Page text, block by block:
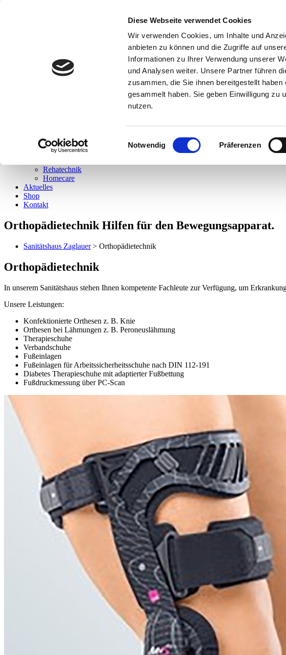
Diese Webseite verwendet Cookies
Wir verwenden Cookies, um Inhalte und
anbieten zu können und die Zugriffe auf
Informationen zu Ihrer Verwendung unserer
und Analysen weiter. Unsere Partner führen
zusammen, die Sie ihnen bereitgestellt
gesammelt haben. Sie geben Einwilligung zu
nutzen.
Einwilligungsauswahl
Notwendig Präferenzen
Orthopädietechnik
Rehatechnik
Homecare
Aktuelles
Shop
Kontakt
Orthopädietechnik Hilfen für den Bewegungsapparat.
Sanitätshaus Zaglauer> Orthopädietechnik
Orthopädietechnik
In unserem Sanitätshaus stehen Ihnen kompetente Fachleute zur Verfügung, um
Unsere Leistungen:
Konfektionierte Orthesen z. B. Knie
Orthesen bei Lähmungen z. B. Peroneuslähmung
Therapieschuhe
Verbandschuhe
Fußeinlagen
Fußeinlagen für Arbeitssicherheitsschuhe nach DIN 112-191
Diabetes Therapieschuhe mit adaptierter Fußbettung
Fußdruckmessung über PC-Scan